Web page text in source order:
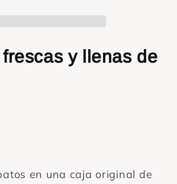
frescas y llenas de
en una caja original de